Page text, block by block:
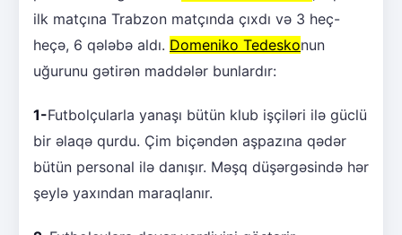
ilk matçına Trabzon matçında çıxdı və 3 heç-
heçə, 6 qələbə aldı. Domeniko Tedeskonun
uğurunu gətirən maddələr bunlardır:
1-Futbolçularla yanaşı bütün klub işçiləri ilə güclü
bir əlaqə qurdu. Çim biçəndən aşpazına qədər
bütün personal ilə danışır. Məşq düşərgəsində hər
şeylə yaxından maraqlanır.